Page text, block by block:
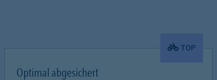
TOP
Optimal abgesichert